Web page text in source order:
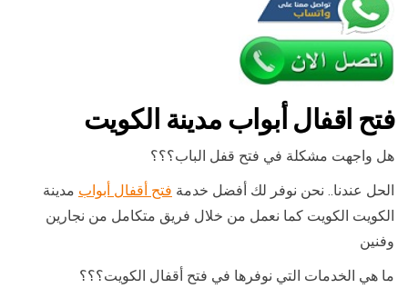
فتح اقفال أبواب مدينة الكويت
هل واجهت مشكلة في فتح قفل الباب؟؟؟
الحل عندنا.. نحن نوفر لك أفضل خدمة فتح أقفال أبواب مدينة
الكويت الكويت كما نعمل من خلال فريق متكامل من نجارين
وفنين
ما هي الخدمات التي نوفرها في فتح أقفال الكويت؟؟؟